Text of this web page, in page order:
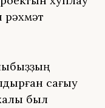
рәхмәт
сағыу
был